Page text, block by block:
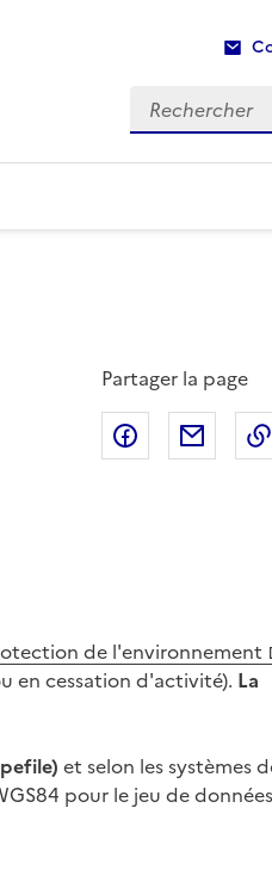
Rechercher
Partager la page
Partager sur
de l'environnement
en cessation d'activité). La
et selon les systèmes
pour le jeu de données